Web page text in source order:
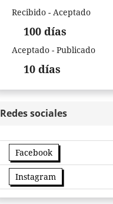
Recibido - Aceptado
100 días
Aceptado - Publicado
10 días
Redes sociales
Facebook
Instagram